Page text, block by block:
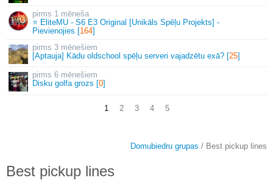
1 mēneša
⭐ EliteMU - S6 E3 Original [Unikāls Spēļu Projekts] -
Pievienojies [164]
3 mēnešiem
[Aptauja] Kādu oldschool spēļu serveri vajadzētu exā? [25]
6 mēnešiem
Disku golfa grozs [0]
1 2 3 4 5
Domubiedru grupas / Best pickup lines
Best pickup lines